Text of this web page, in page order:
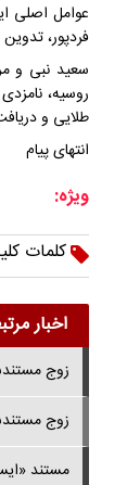
عوامل اصلی
فردپور،
روسیه،
طلایی و دریافت دیپلم افتخار
انتهای پیام
ویژه:
کلمات
اخبار
زوج
زوج
مستند